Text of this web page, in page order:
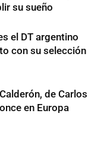
su sueño
el DT argentino
con su selección
de Carlos
en Europa